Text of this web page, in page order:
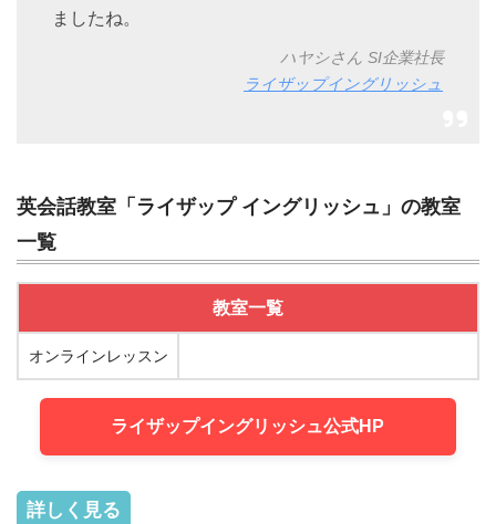
ましたね。
ハヤシさん SI企業社長
ライザップイングリッシュ
英会話教室「ライザップ イングリッシュ」の教室
一覧
教室一覧
オンラインレッスン
ライザップイングリッシュ公式HP
詳しく見る